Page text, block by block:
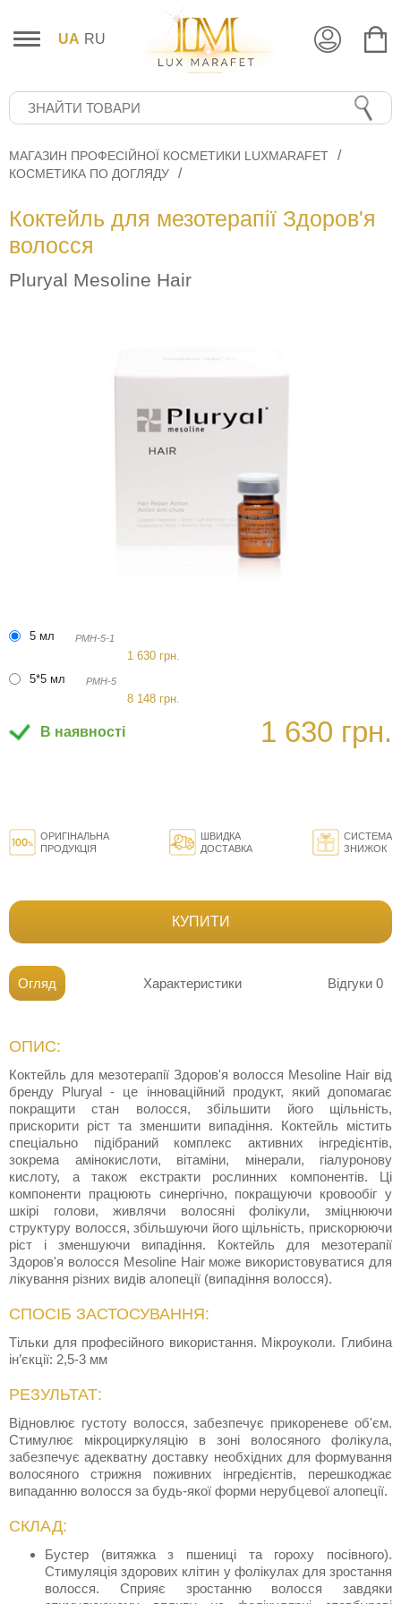
UA RU
МАГАЗИН ПРОФЕСІЙНОЇ КОСМЕТИКИ LUXMARAFET
КОСМЕТИКА ПО ДОГЛЯДУ
Коктейль для мезотерапії Здоров'я
волосся
Pluryal Mesoline Hair
5 мл PMH-5-1
1 630 грн.
5*5 мл
PMH-5
8 148 грн.
В наявності 1 630 грн.
ОРИГІНАЛЬНА
ПРОДУКЦІЯ
ШВИДКА
ДОСТАВКА
СИСТЕМА
ЗНИЖОК
КУПИТИ
Огляд Характеристики Відгуки 0
ОПИС:
Коктейль для мезотерапії Здоров'я волосся Mesoline Hair від
бренду Pluryal - це інноваційний продукт, який допомагає
покращити стан волосся, збільшити його щільність,
прискорити ріст та зменшити випадіння. Коктейль містить
спеціально підібраний комплекс активних інгредієнтів,
зокрема амінокислоти, вітаміни, мінерали, гіалуронову
кислоту, а також екстракти рослинних компонентів. Ці
компоненти працюють синергічно, покращуючи кровообіг у
шкірі голови, живлячи волосяні фолікули, зміцнюючи
структуру волосся, збільшуючи його щільність, прискорюючи
ріст і зменшуючи випадіння. Коктейль для мезотерапії
Здоров'я волосся Mesoline Hair може використовуватися для
лікування різних видів алопеції (випадіння волосся).
СПОСІБ ЗАСТОСУВАННЯ:
Тільки для професійного використання. Мікроуколи. Глибина
ін’єкції: 2,5-3 мм
РЕЗУЛЬТАТ:
Відновлює густоту волосся, забезпечує прикореневе об'єм.
Стимулює мікроциркуляцію в зоні волосяного фолікула,
забезпечує адекватну доставку необхідних для формування
волосяного стрижня поживних інгредієнтів, перешкоджає
випаданню волосся за будь-якої форми нерубцевої алопеції.
СКЛАД:
Бустер (витяжка з пшениці та гороху посівного).
Стимуляція здорових клітин у фолікулах для зростання
волосся. Сприяє зростанню волосся завдяки